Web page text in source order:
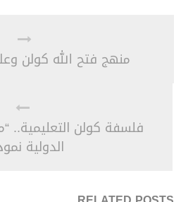
منهج فتح الله كولن
فلسفة كولن التعليمية..
الدولية